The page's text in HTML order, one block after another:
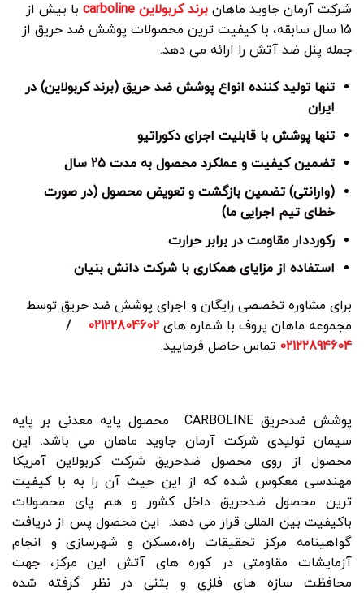
شرکت آرمان جاوید ماهان برند کربولاین carboline
با بیش از
15 سال سابقه، با کیفیت ترین محصولات پوشش ضد حریق از
جمله پنل ضد آتش را ارائه می دهد.
تنها تولید کننده انواع پوشش ضد حریق (برند کربولاین) در
ایران
تنها پوشش با قابلیت اجرای دکوراتیو
تضمین کیفیت و عملکرد محصول به مدت 25 سال
(وارانتی) تضمین بازگشت و تعویض محصول (در صورت
خطای تیم اجرایی ما)
رکورددار مقاومت در برابر حرارت
استفاده از مزایای همکاری با شرکت دانش بنیان
برای مشاوره تخصصی رایگان و اجرای پوشش ضد حریق توسط
مجموعه ماهان پروف با شماره های 02122804602
/
02122894604 تماس حاصل فرمایید.
پوشش ضدحریق CARBOLINE محصول پایه معدنی بر پایه
سیمان تولیدی شرکت آرمان جاوید ماهان می باشد. این
محصول از روی محصول ضدحریق شرکت کربولاین آمریکا
مهندسی معکوس شده که از این حیث آن را به با کیفیت
ترین محصول ضدحریق داخل کشور و هم پای محصولات
باکیفیت بین المللی قرار می دهد. این محصول پس از دریافت
گواهینامه مرکز تحقیقات راه،مسکن و شهرسازی و انجام
آزمایشات مقاومتی در کوره های آتش این مرکز، جهت
محافظت سازه های فلزی و بتنی در نظر گرفته شده